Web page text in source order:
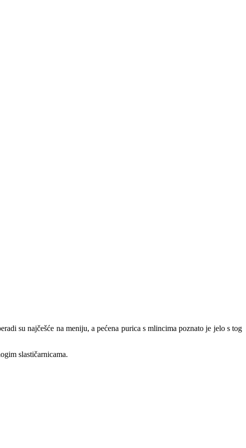
su najčešće na meniju, a pećena purica s mlincima poznato je jelo s tog
slastičarnicama.